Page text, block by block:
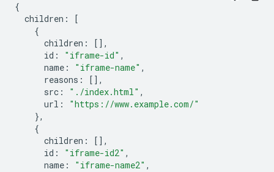
{
children :
[
{
children :
[],
id : "iframe-id" ,
name : "iframe-name" ,
reasons :
[],
src : "./index.html" ,
url :
"https://www.example.com/"
},
{
children :
[],
id : "iframe-id2" ,
name : "iframe-name2" ,